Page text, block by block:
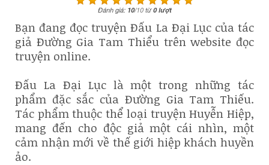
Đánh giá: 10/10từ0lượt
Bạn đang đọc truyện Đấu La Đại Lục của tác
giả Đường Gia Tam Thiểu trên website đọc
truyện online.
Đấu La Đại Lục là một trong những tác
phẩm đặc sắc của Đường Gia Tam Thiếu.
Tác phẩm thuộc thể loại truyện Huyễn Hiệp,
mang đến cho độc giả một cái nhìn, một
cảm nhận mới về thế giới hiệp khách huyền
ảo.